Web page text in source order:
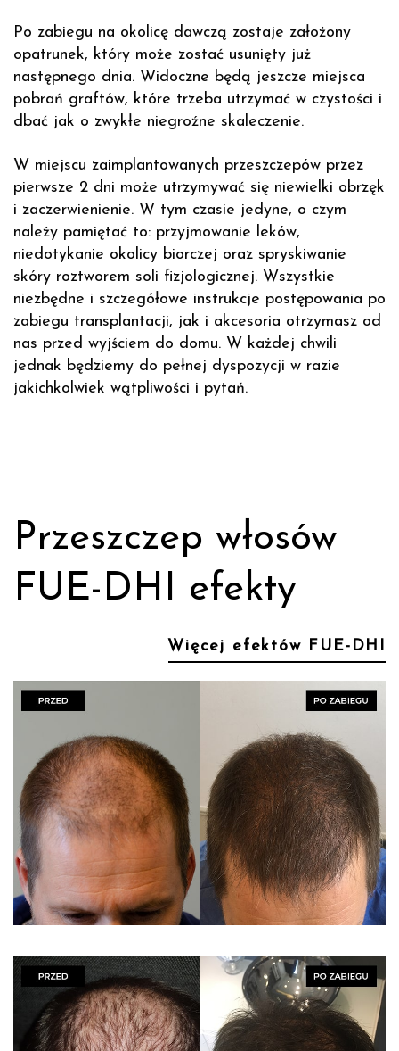
Po zabiegu na okolicę dawczą zostaje założony
opatrunek, który może zostać usunięty już
następnego dnia. Widoczne będą jeszcze miejsca
pobrań graftów, które trzeba utrzymać w czystości i
dbać jak o zwykłe niegroźne skaleczenie.
W miejscu zaimplantowanych przeszczepów przez
pierwsze 2 dni może utrzymywać się niewielki obrzęk
i zaczerwienienie. W tym czasie jedyne, o czym
należy pamiętać to: przyjmowanie leków,
niedotykanie okolicy biorczej oraz spryskiwanie
skóry roztworem soli fizjologicznej. Wszystkie
niezbędne i szczegółowe instrukcje postępowania po
zabiegu transplantacji, jak i akcesoria otrzymasz od
nas przed wyjściem do domu. W każdej chwili
jednak będziemy do pełnej dyspozycji w razie
jakichkolwiek wątpliwości i pytań.
Przeszczep włosów
FUE-DHI efekty
Więcej efektów FUE-DHI